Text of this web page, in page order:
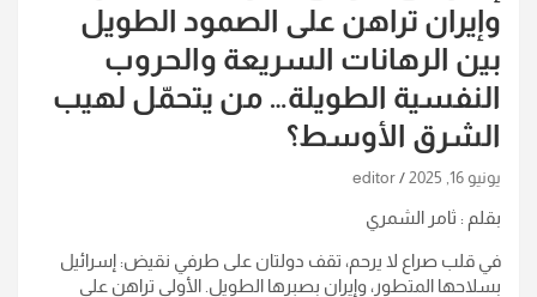
وإيران تراهن على الصمود الطويل
بين الرهانات السريعة والحروب
النفسية الطويلة… من يتحمّل لهيب
الشرق الأوسط؟
يونيو 16, 2025 editor
بقلم : ثامر الشمري
في قلب صراع لا يرحم، تقف دولتان على طرفي نقيض: إسرائيل
بسلاحها المتطور، وإيران بصبرها الطويل. الأولى تراهن على